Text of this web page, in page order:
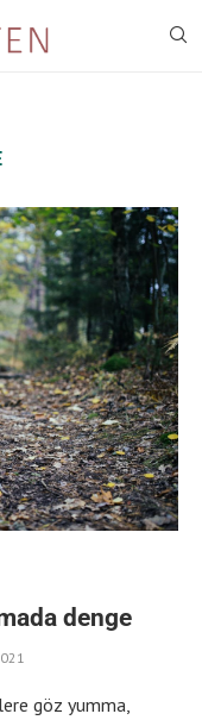
denge
göz yumma,